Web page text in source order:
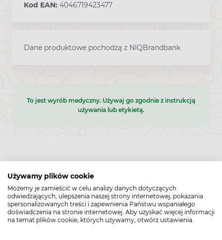
Używamy plików cookie
Możemy je zamieścić w celu analizy danych dotyczących
odwiedzających, ulepszenia naszej strony internetowej, pokazania
spersonalizowanych treści i zapewnienia Państwu wspaniałego
doświadczenia na stronie internetowej. Aby uzyskać więcej informacji
na temat plików cookie, których używamy, otwórz ustawienia.
Kod EAN: 4046719423477
Dane produktowe pochodzą z NIQBrandbank
To jest wyrób medyczny. Używaj go zgodnie z instrukcją
używania lub etykietą.
Pytania i odpowiedzi (0)